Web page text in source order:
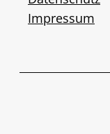
Impressum